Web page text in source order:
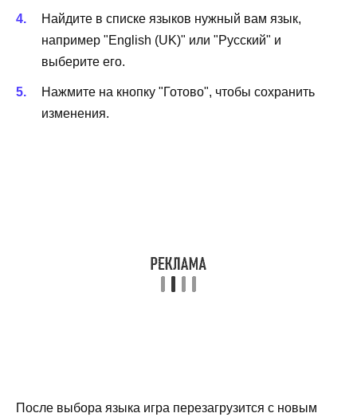
Найдите в списке языков нужный вам язык,
например "English (UK)" или "Русский" и
выберите его.
Нажмите на кнопку "Готово", чтобы сохранить
изменения.
После выбора языка игра перезагрузится с новым